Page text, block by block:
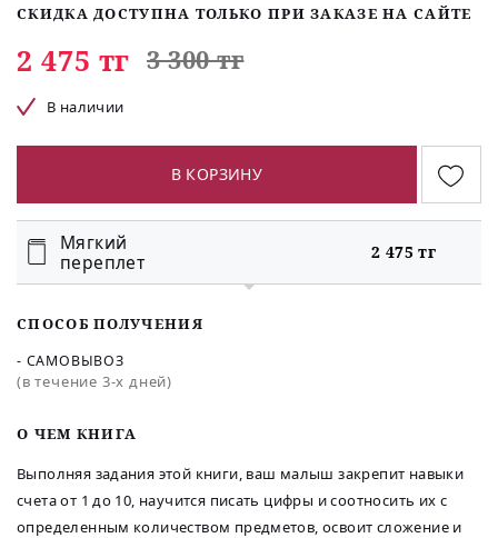
O ЧЕМ КНИГА
Выполняя задания этой книги, ваш малыш закрепит навыки
счета от 1 до 10, научится писать цифры и соотносить их с
определенным количеством предметов, освоит сложение и
СКИДКА ДОСТУПНА ТОЛЬКО ПРИ ЗАКАЗЕ НА САЙТЕ
2 475 тг 3 300 тг
В наличии
В КОРЗИНУ
Мягкий
переплет
2 475 тг
СПОСОБ ПОЛУЧЕНИЯ
- САМОВЫВОЗ
(в течение 3-х дней)